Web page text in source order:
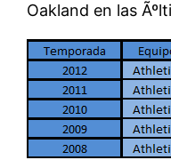
Oakland en las